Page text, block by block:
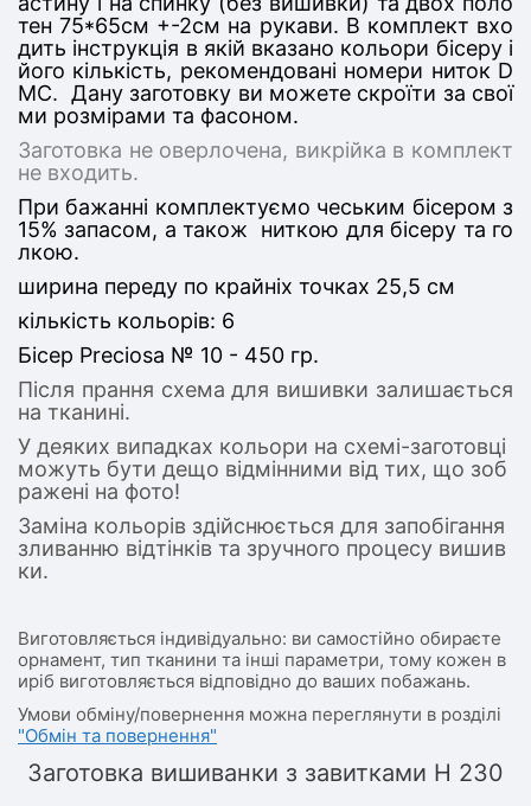
тен 75*65см +-2см на рукави. В комплект вхо
дить інструкція в якій вказано кольори бісеру і
його кількість, рекомендовані номери ниток D
MC. Дану заготовку ви можете скроїти за свої
ми розмірами та фасоном.
Заготовка не оверлочена, викрійка в комплект
не входить.
При бажанні комплектуємо чеським бісером з
15% запасом, а також ниткою для бісеру та го
лкою.
ширина переду по крайніх точках 25,5 см
кількість кольорів: 6
Бісер Preciosa № 10 - 450 гр.
Після прання схема для вишивки залишається
на тканині.
У деяких випадках кольори на схемі-заготовці
можуть бути дещо відмінними від тих, що зоб
ражені на фото!
Заміна кольорів здійснюється для запобігання
зливанню відтінків та зручного процесу вишив
ки.
Виготовляється індивідуально: ви самостійно обираєте
орнамент, тип тканини та інші параметри, тому кожен в
иріб виготовляється відповідно до ваших побажань.
Умови обміну/повернення можна переглянути в розділі
"Обмін та повернення"
Заготовка вишиванки з завитками Н 230